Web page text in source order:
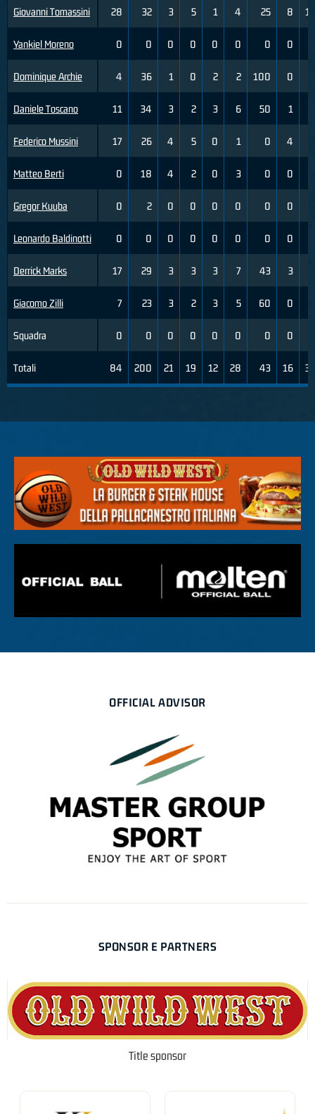
Giovanni Tomassini
Yankiel Moreno
Dominique Archie
Daniele Toscano
Federico Mussini
Matteo Berti
Gregor Kuuba
Leonardo Baldinotti
Derrick Marks
Giacomo Zilli
Squadra
Totali
28 32 3 5 1 4 25 8
0 0 0 0 0 0 0 0
4 36 1 0 2 2 100 0
11 34 3 2 3 6 50 1
17 26 4 5 0 1 0 4
0 18 4 2 0 3 0 0
0 2 0 0 0 0 0 0
0 0 0 0 0 0 0 0
17 29 3 3 3 7 43 3
7 23 3 2 3 5 60 0
0 0 0 0 0 0 0 0
84 200 21 19 12 28 43 16
OFFICIAL ADVISOR
SPONSOR E PARTNERS
Title sponsor